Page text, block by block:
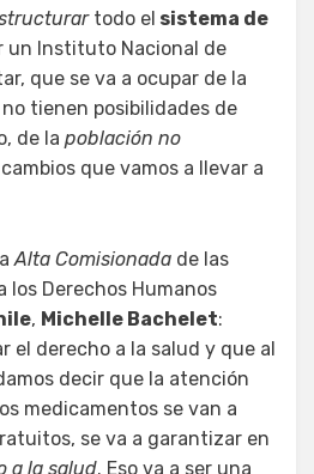
todo el sistema de
un Instituto Nacional de
que se va a ocupar de la
tienen posibilidades de
de la población no
que vamos a llevar a
Alta Comisionada de las
los Derechos Humanos
, Michelle Bachelet:
el derecho a la salud y que al
decir que la atención
medicamentos se van a
se va a garantizar en
a la salud. Eso va a ser una